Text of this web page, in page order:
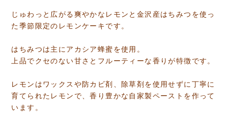
じゅわっと広がる爽やかなレモンと金沢産はちみつを使っ
た季節限定のレモンケーキです。
はちみつは主にアカシア蜂蜜を使用。
上品でクセのない甘さとフルーティーな香りが特徴です。
レモンはワックスや防カビ剤、除草剤を使用せずに丁寧に
育てられたレモンで、香り豊かな自家製ペーストを作って
います。